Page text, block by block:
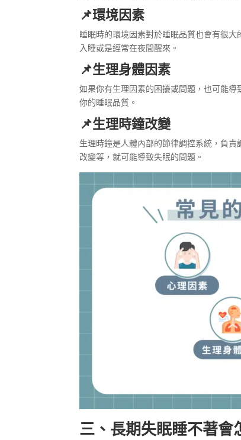
📌環境因素
睡眠時的環境因素對於睡眠品質也會有很
入睡或是經常在夜間醒來。
📌生理身體因素
如果你有生理因素的困擾或問題，也可能
你的睡眠品質。
📌生理時鐘改變
生理時鐘是人體內部的節律調控系統，負
改變等，就可能導致失眠的問題。
三、長期失眠睡不著會